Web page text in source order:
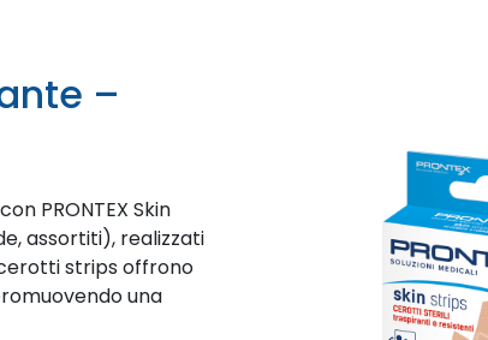
PRONTEX Skin
assortiti), realizzati
strips offrono
una